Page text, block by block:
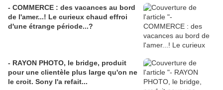
- COMMERCE : des vacances au bord
de l'amer...! Le curieux chaud effroi
d'une étrange période...?
- RAYON PHOTO, le bridge, produit
pour une clientèle plus large qu'on ne
le croit. Sony l'a refait...